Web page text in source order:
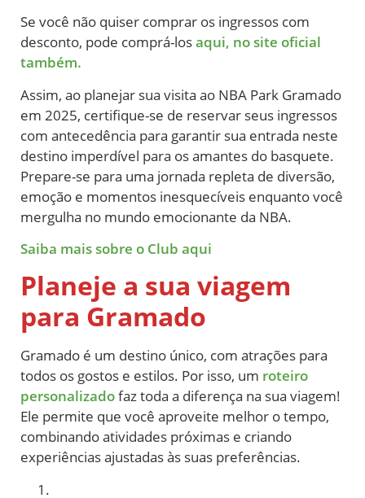
Se você não quiser comprar os ingressos com
desconto, pode comprá-losaqui, no site oficial
também.
Assim, ao planejar sua visita ao NBA Park Gramado
em 2025, certifique-se de reservar seus ingressos
com antecedência para garantir sua entrada neste
destino imperdível para os amantes do basquete.
Prepare-se para uma jornada repleta de diversão,
emoção e momentos inesquecíveis enquanto você
mergulha no mundo emocionante da NBA.
Saiba mais sobre o Club aqui
Planeje a sua viagem
para Gramado
Gramado é um destino único, com atrações para
todos os gostos e estilos. Por isso, um roteiro
personalizadofaz toda a diferença na sua viagem!
Ele permite que você aproveite melhor o tempo,
combinando atividades próximas e criando
experiências ajustadas às suas preferências.